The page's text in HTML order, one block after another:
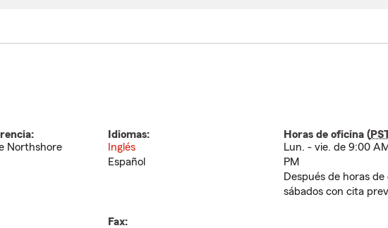
Northshore
Idiomas:
Inglés
Español
Horas de oficina (
Lun. - vie. de 9:00
PM
Después de horas
sábados con cita
Fax: